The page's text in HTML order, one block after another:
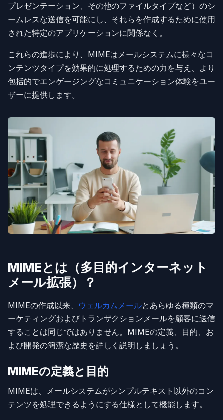
プレゼンテーション、その他のファイルタイプなど）のシ
ームレスな送信を可能にし、それらを作成するために使用
された特定のアプリケーションに関係なく。
これらの進歩により、MIMEはメールシステムに様々なコ
ンテンツタイプを効果的に処理するための力を与え、より
包括的でエンゲージングなコミュニケーション体験をユー
ザーに提供します。
MIMEとは（多目的インターネット
メール拡張）？
MIMEの作成以来、 ウェルカムメールとあらゆる種類のマ
ーケティングおよびトランザクションメールを顧客に送信
することは同じではありません。MIMEの定義、目的、お
よび開発の簡潔な歴史を詳しく説明しましょう。
MIMEの定義と目的
MIMEは、メールシステムがシンプルテキスト以外のコン
テンツを処理できるようにする仕様として機能します。